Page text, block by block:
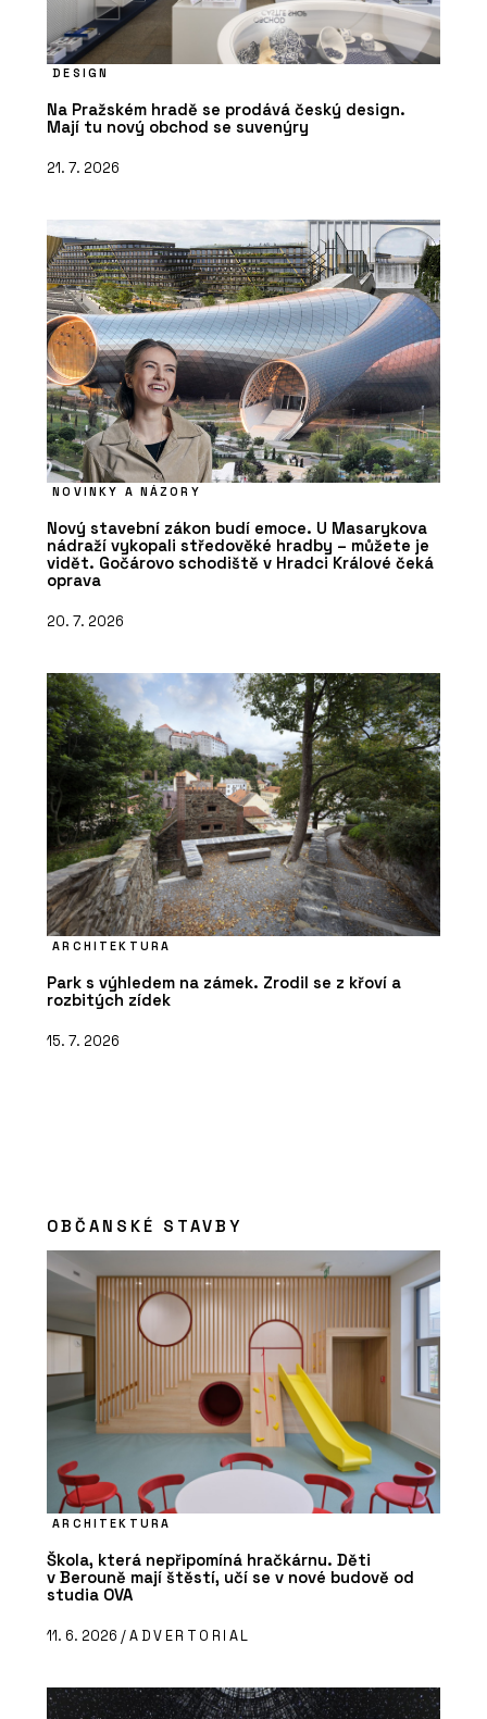
DESIGN
Na Pražském hradě se prodává český design.
Mají tu nový obchod se suvenýry
21. 7. 2026
NOVINKY A NÁZORY
Nový stavební zákon budí emoce. U Masarykova
nádraží vykopali středověké hradby – můžete je
vidět. Gočárovo schodiště v Hradci Králové čeká
oprava
20. 7. 2026
ARCHITEKTURA
Park s výhledem na zámek. Zrodil se z křoví a
rozbitých zídek
15. 7. 2026
OBČANSKÉ STAVBY
ARCHITEKTURA
Škola, která nepřipomíná hračkárnu. Děti
v Berouně mají štěstí, učí se v nové budově od
studia OVA
11. 6. 2026 /ADVERTORIAL